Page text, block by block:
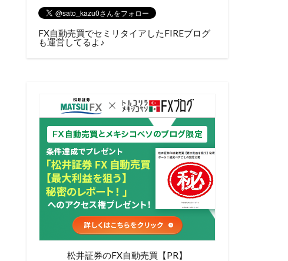
FX自動売買でセミリタイアしたFIREブログ
も運営してるよ♪
松井証券のFX自動売買【PR】